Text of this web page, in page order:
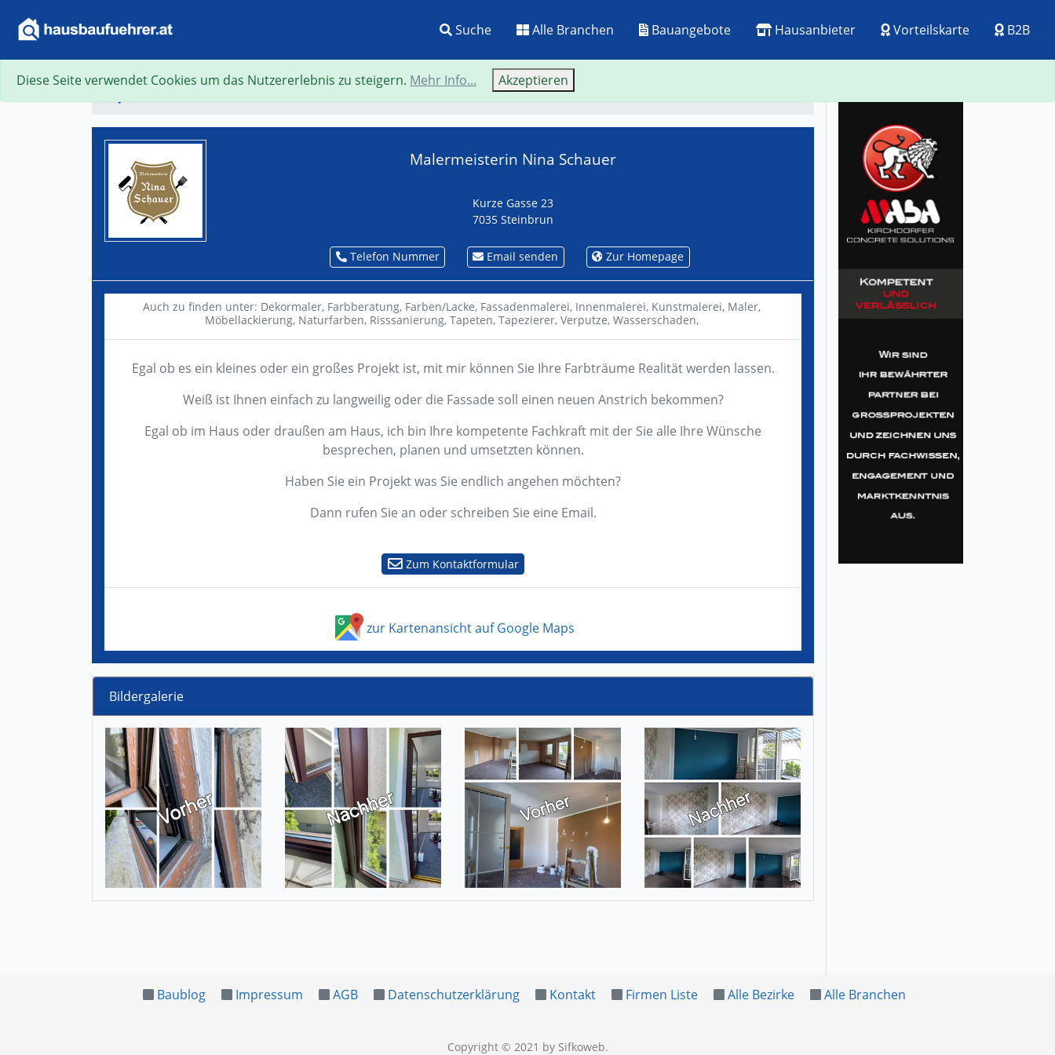
Suche Alle Branchen Bauangebote Hausanbieter Vorteilskarte B2B
Malermeisterin Nina Schauer
Kurze Gasse 23
7035 Steinbrun
Telefon Nummer Email senden Zur Homepage
Auch zu finden unter: Dekormaler, Farbberatung, Farben/Lacke, Fassadenmalerei, Innenmalerei, Kunstmalerei, Maler,
Möbellackierung, Naturfarben, Risssanierung, Tapeten, Tapezierer, Verputze, Wasserschaden,
Egal ob es ein kleines oder ein großes Projekt ist, mit mir können Sie Ihre Farbträume Realität werden lassen.
Weiß ist Ihnen einfach zu langweilig oder die Fassade soll einen neuen Anstrich bekommen?
Egal ob im Haus oder draußen am Haus, ich bin Ihre kompetente Fachkraft mit der Sie alle Ihre Wünsche
besprechen, planen und umsetzten können.
Haben Sie ein Projekt was Sie endlich angehen möchten?
Dann rufen Sie an oder schreiben Sie eine Email.
Zum Kontaktformular
zur Kartenansicht auf Google Maps
Bildergalerie
Baublog Impressum AGB Datenschutzerklärung Kontakt Firmen Liste Alle Bezirke Alle Branchen
Copyright © 2021 by Sifkoweb.
Diese Seite verwendet Cookies um das Nutzererlebnis zu steigern. Mehr Info... Akzeptieren